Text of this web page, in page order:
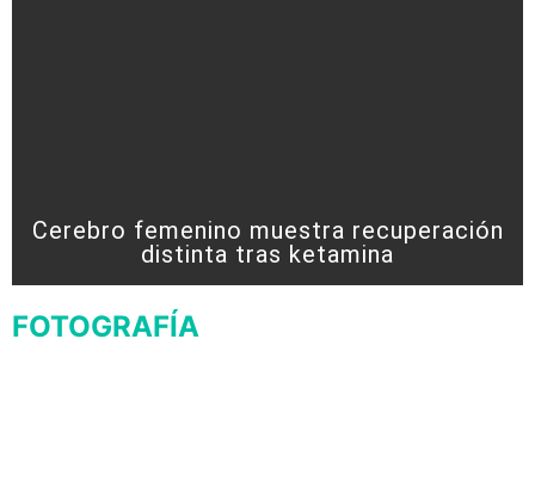
Cerebro femenino muestra recuperación
distinta tras ketamina
FOTOGRAFÍA